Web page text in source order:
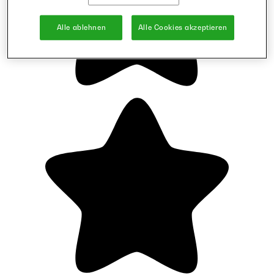
Alle ablehnen Alle Cookies akzeptieren